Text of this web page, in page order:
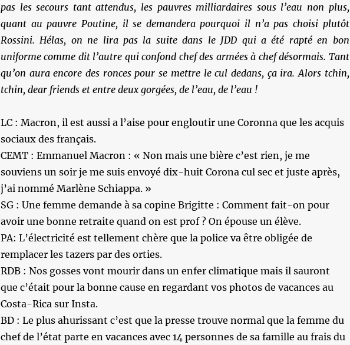
pas les secours tant attendus, les pauvres milliardaires sous l’eau non plus,
quant au pauvre Poutine, il se demandera pourquoi il n’a pas choisi plutôt
Rossini. Hélas, on ne lira pas la suite dans le JDD qui a été rapté en bon
uniforme comme dit l’autre qui confond chef des armées à chef désormais. Tant
qu’on aura encore des ronces pour se mettre le cul dedans, ça ira. Alors tchin,
tchin, dear friends et entre deux gorgées, de l’eau, de l’eau !
LC : Macron, il est aussi a l’aise pour engloutir une Coronna que les acquis
sociaux des français.
CEMT : Emmanuel Macron : « Non mais une bière c’est rien, je me
souviens un soir je me suis envoyé dix-huit Corona cul sec et juste après,
j’ai nommé Marlène Schiappa. »
SG : Une femme demande à sa copine Brigitte : Comment fait-on pour
avoir une bonne retraite quand on est prof ? On épouse un élève.
PA: L’électricité est tellement chère que la police va être obligée de
remplacer les tazers par des orties.
RDB : Nos gosses vont mourir dans un enfer climatique mais il sauront
que c’était pour la bonne cause en regardant vos photos de vacances au
Costa-Rica sur Insta.
BD : Le plus ahurissant c’est que la presse trouve normal que la femme du
chef de l’état parte en vacances avec 14 personnes de sa famille au frais du